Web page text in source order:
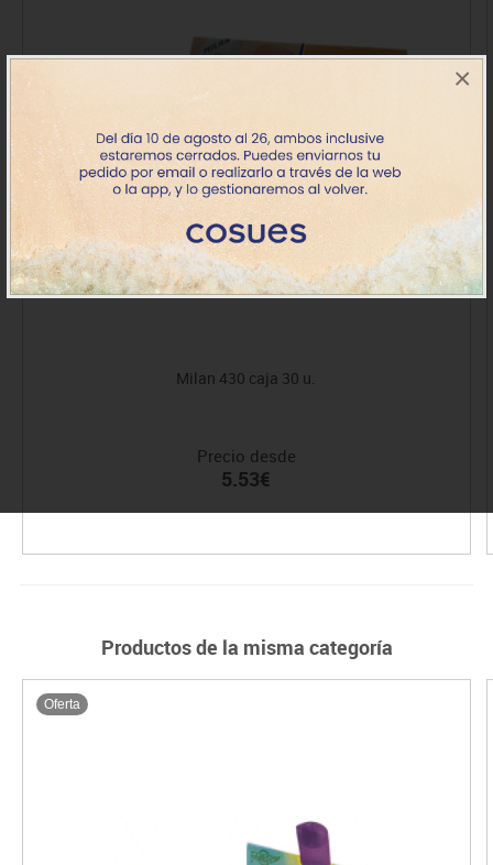
×
Milan 430 caja 30 u.
Precio desde
5.53€
Productos de la misma categoría
Oferta